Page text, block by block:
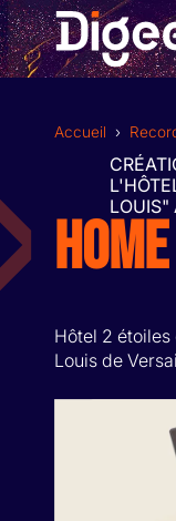
Allez
au
contenu
Accueil ›
LOUIS"
Hôtel 2
Louis de